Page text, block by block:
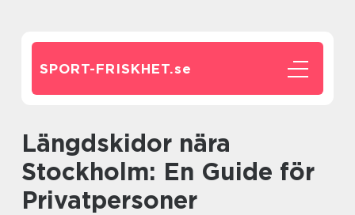
SPORT-FRISKHET.se
Längdskidor nära
Stockholm: En Guide för
Privatpersoner